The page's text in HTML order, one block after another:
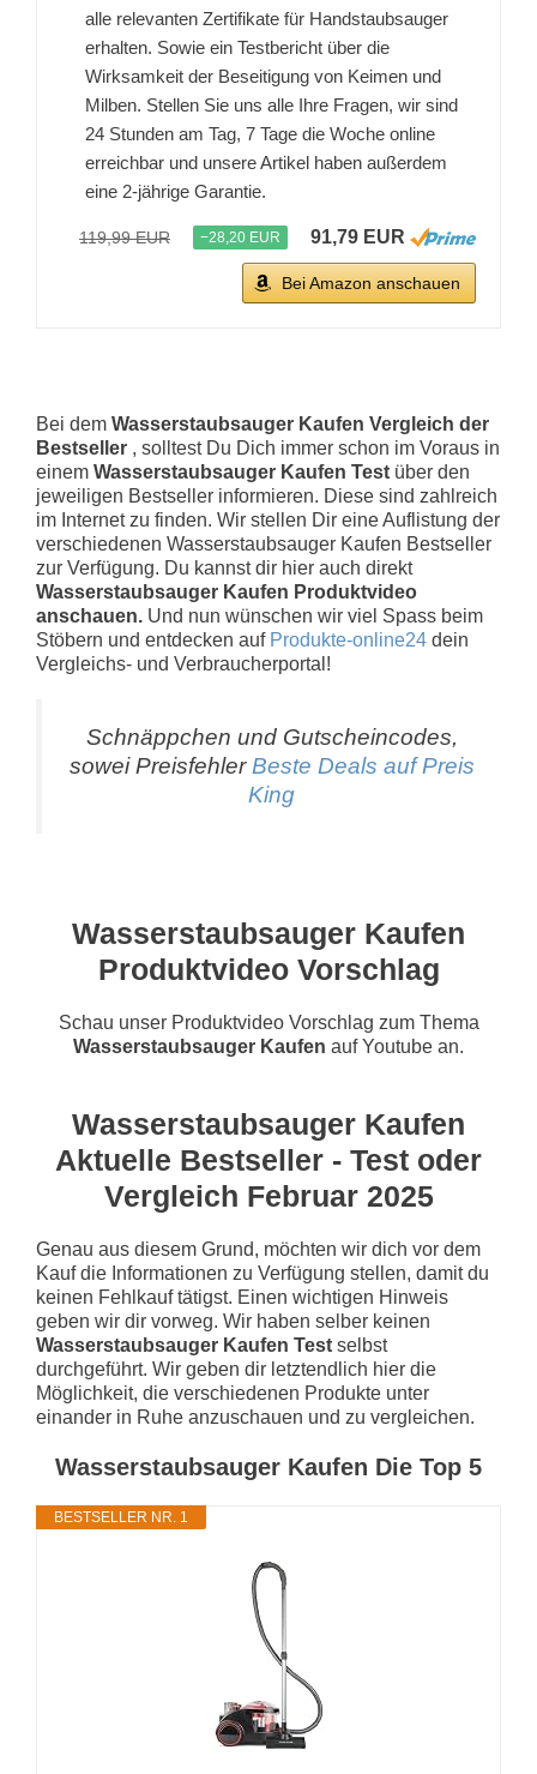
alle relevanten Zertifikate für Handstaubsauger
erhalten. Sowie ein Testbericht über die
Wirksamkeit der Beseitigung von Keimen und
Milben. Stellen Sie uns alle Ihre Fragen, wir sind
24 Stunden am Tag, 7 Tage die Woche online
erreichbar und unsere Artikel haben außerdem
eine 2-jährige Garantie.
119,99 EUR −28,20 EUR 91,79 EUR
Bei Amazon anschauen
Bei dem Wasserstaubsauger Kaufen Vergleich der
Bestseller , solltest Du Dich immer schon im Voraus in
einem Wasserstaubsauger Kaufen Test über den
jeweiligen Bestseller informieren. Diese sind zahlreich
im Internet zu finden. Wir stellen Dir eine Auflistung der
verschiedenen Wasserstaubsauger Kaufen Bestseller
zur Verfügung. Du kannst dir hier auch direkt
Wasserstaubsauger Kaufen Produktvideo
anschauen. Und nun wünschen wir viel Spass beim
Stöbern und entdecken auf Produkte-online24 dein
Vergleichs- und Verbraucherportal!
Schnäppchen und Gutscheincodes,
sowei Preisfehler Beste Deals auf Preis
King
Wasserstaubsauger Kaufen
Produktvideo Vorschlag
Schau unser Produktvideo Vorschlag zum Thema
Wasserstaubsauger Kaufen auf Youtube an.
Wasserstaubsauger Kaufen
Aktuelle Bestseller - Test oder
Vergleich Februar 2025
Genau aus diesem Grund, möchten wir dich vor dem
Kauf die Informationen zu Verfügung stellen, damit du
keinen Fehlkauf tätigst. Einen wichtigen Hinweis
geben wir dir vorweg. Wir haben selber keinen
Wasserstaubsauger Kaufen Test selbst
durchgeführt. Wir geben dir letztendlich hier die
Möglichkeit, die verschiedenen Produkte unter
einander in Ruhe anzuschauen und zu vergleichen.
Wasserstaubsauger Kaufen Die Top 5
BESTSELLER NR. 1